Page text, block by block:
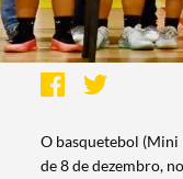
O basquetebol (Mini
de 8 de dezembro,